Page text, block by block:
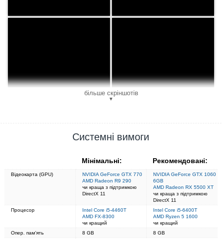
більше скріншотів
▼
Системні вимоги
Мінімальні: Рекомендовані:
Відеокарта (GPU)
NVIDIA GeForce GTX 770
AMD Radeon R9 290
чи краща з підтримкою
DirectX 11
NVIDIA GeForce GTX 1060
6GB
AMD Radeon RX 5500 XT
чи краща з підтримкою
DirectX 11
Процесор
Intel Core i5-4460T
AMD FX-8300
чи кращий
Intel Core i5-6400T
AMD Ryzen 5 1600
чи кращий
Опер. пам'ять
8 GB
8 GB